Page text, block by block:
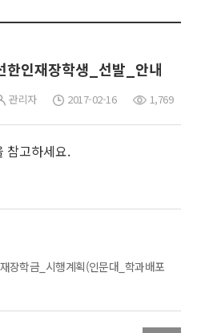
인재장학생_선발_안내
관리자 2017-02-16 1,769
참고하세요.
장학금_시행계획(인문대_학과배포